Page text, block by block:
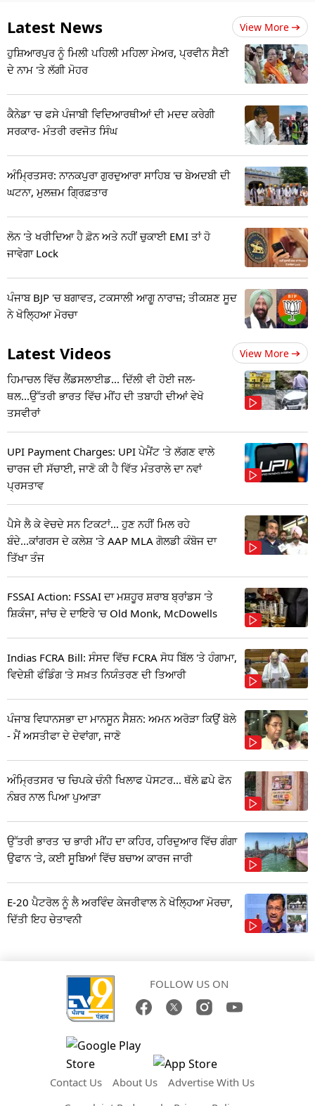
Latest News View More
ਹੁਸ਼ਿਆਰਪੁਰ ਨੂੰ ਮਿਲੀ ਪਹਿਲੀ ਮਹਿਲਾ ਮੇਅਰ, ਪ੍ਰਵੀਨ ਸੈਣੀ
ਦੇ ਨਾਮ 'ਤੇ ਲੱਗੀ ਮੋਹਰ
ਕੈਨੇਡਾ 'ਚ ਫਸੇ ਪੰਜਾਬੀ ਵਿਦਿਆਰਥੀਆਂ ਦੀ ਮਦਦ ਕਰੇਗੀ
ਸਰਕਾਰ- ਮੰਤਰੀ ਰਵਜੋਤ ਸਿੰਘ
ਅੰਮ੍ਰਿਤਸਰ: ਨਾਨਕਪੁਰਾ ਗੁਰਦੁਆਰਾ ਸਾਹਿਬ 'ਚ ਬੇਅਦਬੀ ਦੀ
ਘਟਨਾ, ਮੁਲਜ਼ਮ ਗ੍ਰਿਫ਼ਤਾਰ
ਲੋਨ 'ਤੇ ਖਰੀਦਿਆ ਹੈ ਫ਼ੋਨ ਅਤੇ ਨਹੀਂ ਚੁਕਾਈ EMI ਤਾਂ ਹੋ
ਜਾਵੇਗਾ Lock
ਪੰਜਾਬ BJP 'ਚ ਬਗਾਵਤ, ਟਕਸਾਲੀ ਆਗੂ ਨਾਰਾਜ਼; ਤੀਕਸ਼ਣ ਸੂਦ
ਨੇ ਖੋਲ੍ਹਿਆ ਮੋਰਚਾ
Latest Videos View More
ਹਿਮਾਚਲ ਵਿੱਚ ਲੈਂਡਸਲਾਈਡ... ਦਿੱਲੀ ਵੀ ਹੋਈ ਜਲ-
ਥਲ...ਉੱਤਰੀ ਭਾਰਤ ਵਿੱਚ ਮੀਂਹ ਦੀ ਤਬਾਹੀ ਦੀਆਂ ਵੇਖੋ
ਤਸਵੀਰਾਂ
UPI Payment Charges: UPI ਪੇਮੈਂਟ 'ਤੇ ਲੱਗਣ ਵਾਲੇ
ਚਾਰਜ ਦੀ ਸੱਚਾਈ, ਜਾਣੋ ਕੀ ਹੈ ਵਿੱਤ ਮੰਤਰਾਲੇ ਦਾ ਨਵਾਂ
ਪ੍ਰਸਤਾਵ
ਪੈਸੇ ਲੈ ਕੇ ਵੇਚਦੇ ਸਨ ਟਿਕਟਾਂ... ਹੁਣ ਨਹੀਂ ਮਿਲ ਰਹੇ
ਬੰਦੇ...ਕਾਂਗਰਸ ਦੇ ਕਲੇਸ਼ 'ਤੇ AAP MLA ਗੋਲਡੀ ਕੰਬੋਜ ਦਾ
ਤਿੱਖਾ ਤੰਜ
FSSAI Action: FSSAI ਦਾ ਮਸ਼ਹੂਰ ਸ਼ਰਾਬ ਬ੍ਰਾਂਡਸ 'ਤੇ
ਸ਼ਿਕੰਜਾ, ਜਾਂਚ ਦੇ ਦਾਇਰੇ 'ਚ Old Monk, McDowells
Indias FCRA Bill: ਸੰਸਦ ਵਿੱਚ FCRA ਸੋਧ ਬਿੱਲ 'ਤੇ ਹੰਗਾਮਾ,
ਵਿਦੇਸ਼ੀ ਫੰਡਿੰਗ 'ਤੇ ਸਖ਼ਤ ਨਿਯੰਤਰਣ ਦੀ ਤਿਆਰੀ
ਪੰਜਾਬ ਵਿਧਾਨਸਭਾ ਦਾ ਮਾਨਸੂਨ ਸੈਸ਼ਨ: ਅਮਨ ਅਰੋੜਾ ਕਿਉਂ ਬੋਲੇ
- ਮੈਂ ਅਸਤੀਫਾ ਦੇ ਦੇਵਾਂਗਾ, ਜਾਣੋ
ਅੰਮ੍ਰਿਤਸਰ 'ਚ ਚਿਪਕੇ ਚੰਨੀ ਖਿਲਾਫ ਪੋਸਟਰ... ਥੱਲੇ ਛਪੇ ਫੋਨ
ਨੰਬਰ ਨਾਲ ਪਿਆ ਪੁਆੜਾ
ਉੱਤਰੀ ਭਾਰਤ 'ਚ ਭਾਰੀ ਮੀਂਹ ਦਾ ਕਹਿਰ, ਹਰਿਦੁਆਰ ਵਿੱਚ ਗੰਗਾ
ਉਫਾਨ 'ਤੇ, ਕਈ ਸੂਬਿਆਂ ਵਿੱਚ ਬਚਾਅ ਕਾਰਜ ਜਾਰੀ
E-20 ਪੈਟਰੋਲ ਨੂੰ ਲੈ ਅਰਵਿੰਦ ਕੇਜਰੀਵਾਲ ਨੇ ਖੋਲ੍ਹਿਆ ਮੋਰਚਾ,
ਦਿੱਤੀ ਇਹ ਚੇਤਾਵਨੀ
FOLLOW US ON
Contact Us About Us
Advertise With Us